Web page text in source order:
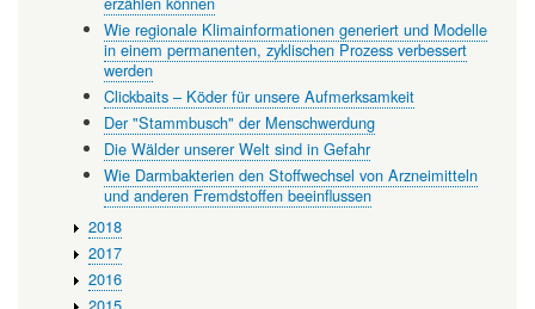
Wie regionale Klimainformationen generiert und Modelle
in einem permanenten, zyklischen Prozess verbessert
werden
Clickbaits – Köder für unsere Aufmerksamkeit
Der "Stammbusch" der Menschwerdung
Die Wälder unserer Welt sind in Gefahr
Wie Darmbakterien den Stoffwechsel von Arzneimitteln
und anderen Fremdstoffen beeinflussen
2018
2017
2016